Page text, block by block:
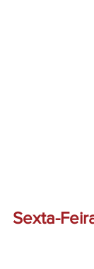
Sexta-